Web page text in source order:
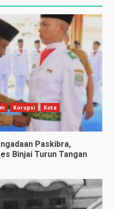
Korupsi
Kota
Paskibra,
Binjai Turun Tangan